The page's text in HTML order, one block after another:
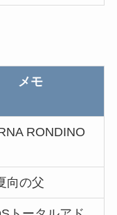
メモ
RONDINO
向の父